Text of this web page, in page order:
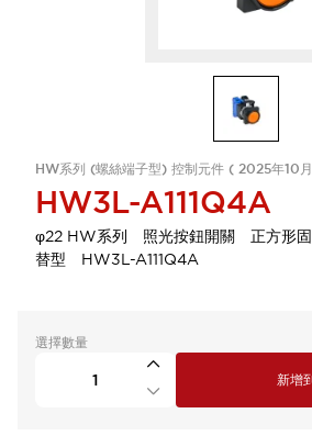
HW系列 (螺絲端子型) 控制元件 ( 2025年10
HW3L-A111Q4A
φ22 HW系列 照光按鈕開關 正方形
替型 HW3L-A111Q4A
選擇數量
新增